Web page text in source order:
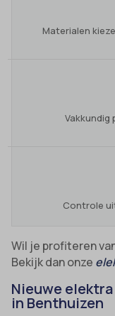
Materialen
Controle
Wil je profiteren
Bekijk dan onze
Nieuwe
in Benthuizen